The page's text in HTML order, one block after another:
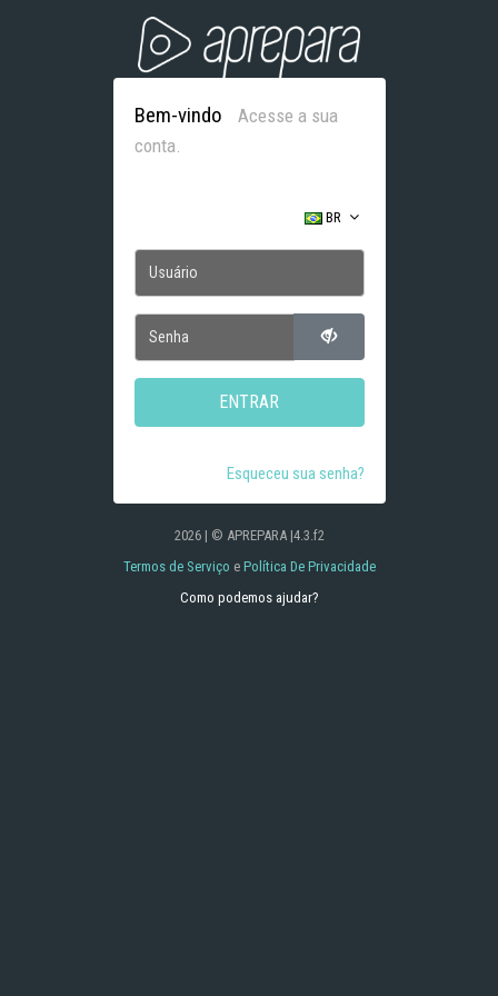
Bem-vindo
Acesse a sua
conta.
BR
ENTRAR
Esqueceu sua senha?
2026 | © APREPARA |4.3.f2
Termos de Serviço e Política De Privacidade
Como podemos ajudar?